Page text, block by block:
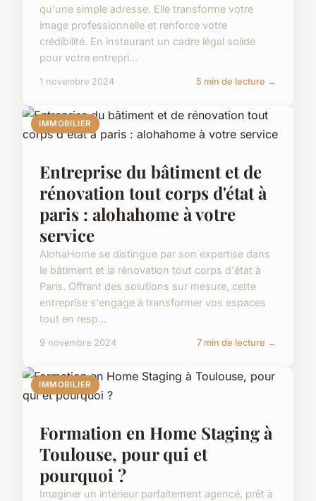
qu'une simple adresse. Elle transforme votre
image professionnelle et renforce votre
crédibilité. En instaurant un cadre légal solide
pour votre entrepri...
1 novembre 2024 5 min de lecture →
IMMOBILIER
Entreprise du bâtiment et de
rénovation tout corps d'état à
paris : alohahome à votre
service
AlohaHome se distingue par son expertise dans
le bâtiment et la rénovation tout corps d'état à
Paris. Offrant des solutions sur mesure, cette
entreprise s'engage à transformer vos espaces
tout en resp...
9 novembre 2024 7 min de lecture →
IMMOBILIER
Formation en Home Staging à
Toulouse, pour qui et
pourquoi ?
Imaginer un intérieur parfaitement agencé, prêt à